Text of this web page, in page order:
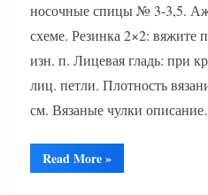
носочные спицы № 3-3,5.
схеме. Резинка 2×2: вяжите
изн. п. Лицевая гладь: при
лиц. петли. Плотность
см. Вязаные чулки
Read More“Вязание
чулок
»